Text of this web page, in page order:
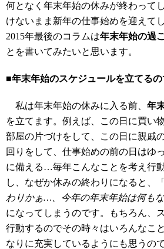
何となく年末年始の休みが終わって
けないまま新年の仕事始めを迎えて
2015年最後のコラムは年末年始の過
とを書いてみたいと思います。
■年末年始のスケジュールを立てる
私は年末年始の休みに入る前、 年
を立てます。例えば、この日に買い
部屋の片づけをして、この日に親戚
回りをして、仕事始めの前の日はゆ
に備える…毎年こんなことを考え行
し、なぜか休みの終わりになると、「
わりかぁ…、今年の年末年始は何も
になってしまうのです。もちろん、
行動するのでその時々はいろんなこ
なりに充実しているようにも思うの